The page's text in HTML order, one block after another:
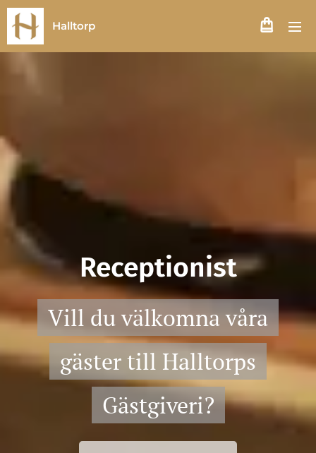
Halltorp
Receptionist
Vill du välkomna våra
gäster till Halltorps
Gästgiveri?